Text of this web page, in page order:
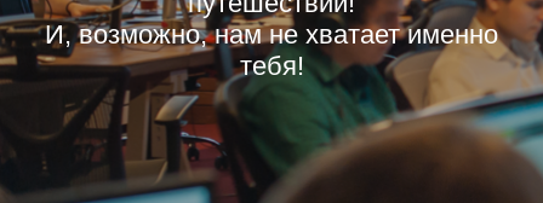
И, возможно, нам не хватает именно
тебя!